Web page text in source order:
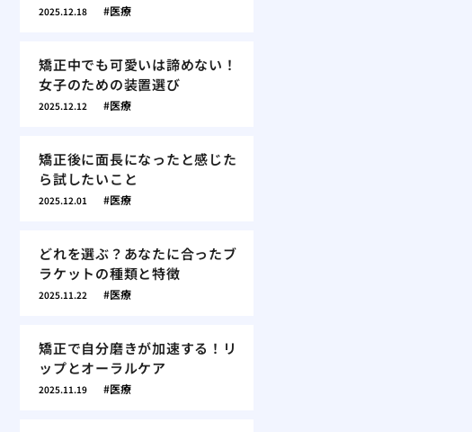
2025.12.18 医療
矯正中でも可愛いは諦めない！
女子のための装置選び
2025.12.12 医療
矯正後に面長になったと感じた
ら試したいこと
2025.12.01 医療
どれを選ぶ？あなたに合ったブ
ラケットの種類と特徴
2025.11.22 医療
矯正で自分磨きが加速する！リ
ップとオーラルケア
2025.11.19 医療